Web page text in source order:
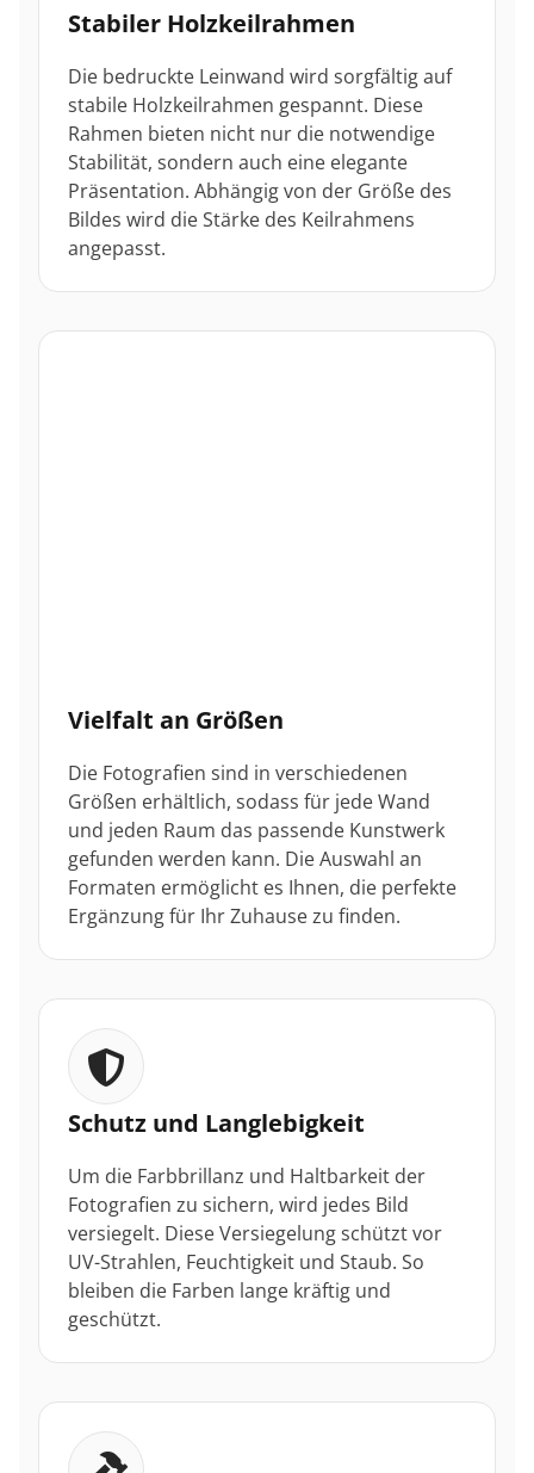
Stabiler Holzkeilrahmen
Die bedruckte Leinwand wird sorgfältig auf
stabile Holzkeilrahmen gespannt. Diese
Rahmen bieten nicht nur die notwendige
Stabilität, sondern auch eine elegante
Präsentation. Abhängig von der Größe des
Bildes wird die Stärke des Keilrahmens
angepasst.
Vielfalt an Größen
Die Fotografien sind in verschiedenen
Größen erhältlich, sodass für jede Wand
und jeden Raum das passende Kunstwerk
gefunden werden kann. Die Auswahl an
Formaten ermöglicht es Ihnen, die perfekte
Ergänzung für Ihr Zuhause zu finden.
Schutz und Langlebigkeit
Um die Farbbrillanz und Haltbarkeit der
Fotografien zu sichern, wird jedes Bild
versiegelt. Diese Versiegelung schützt vor
UV-Strahlen, Feuchtigkeit und Staub. So
bleiben die Farben lange kräftig und
geschützt.